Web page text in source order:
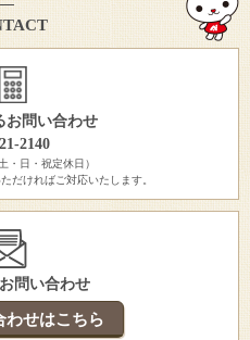
お問い合わせ
2140
・日・祝定休日）
だければご対応いたします。
問い合わせ
わせはこちら